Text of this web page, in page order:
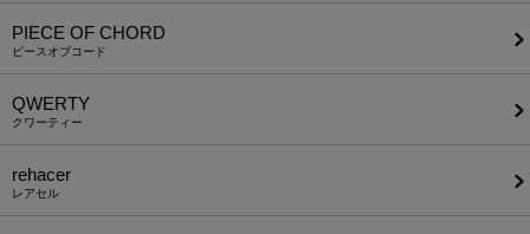
PIECE OF CHORD
ピースオブコード
QWERTY
クワーティー
rehacer
レアセル